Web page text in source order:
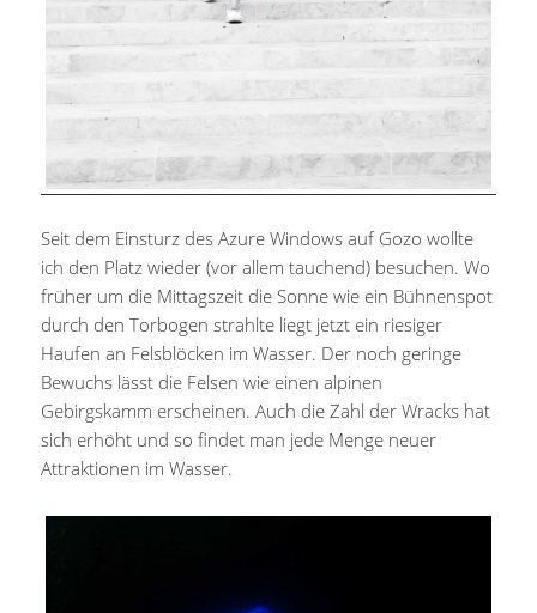
Seit dem Einsturz des Azure Windows auf Gozo wollte
ich den Platz wieder (vor allem tauchend) besuchen. Wo
früher um die Mittagszeit die Sonne wie ein Bühnenspot
durch den Torbogen strahlte liegt jetzt ein riesiger
Haufen an Felsblöcken im Wasser. Der noch geringe
Bewuchs lässt die Felsen wie einen alpinen
Gebirgskamm erscheinen. Auch die Zahl der Wracks hat
sich erhöht und so findet man jede Menge neuer
Attraktionen im Wasser.